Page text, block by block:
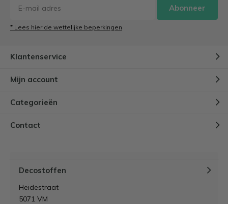
Abonneer
* Lees hier de wettelijke beperkingen
Klantenservice
Mijn account
Categorieën
Contact
Decostoffen
Heidestraat
5071 VM